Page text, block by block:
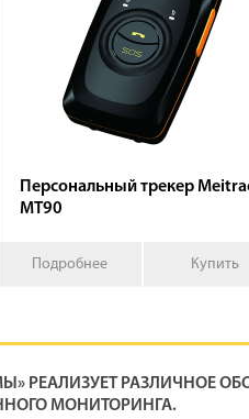
Персональный трекер
MT90
Подробнее Купить
РЕАЛИЗУЕТ РАЗЛИЧНОЕ
МОНИТОРИНГА.